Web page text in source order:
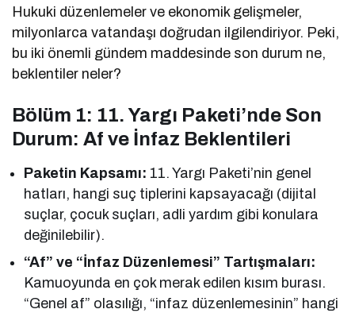
Hukuki düzenlemeler ve ekonomik gelişmeler,
milyonlarca vatandaşı doğrudan ilgilendiriyor. Peki,
bu iki önemli gündem maddesinde son durum ne,
beklentiler neler?
Bölüm 1: 11. Yargı Paketi’nde Son
Durum: Af ve İnfaz Beklentileri
Paketin Kapsamı: 11. Yargı Paketi’nin genel
hatları, hangi suç tiplerini kapsayacağı (dijital
suçlar, çocuk suçları, adli yardım gibi konulara
değinilebilir).
“Af” ve “İnfaz Düzenlemesi” Tartışmaları:
Kamuoyunda en çok merak edilen kısım burası.
“Genel af” olasılığı, “infaz düzenlemesinin” hangi